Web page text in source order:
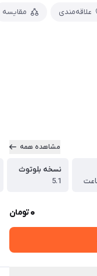
علاقه‌مندی مقایسه
مشاهده همه
نسخه بلوتوث
5.1
0تومان